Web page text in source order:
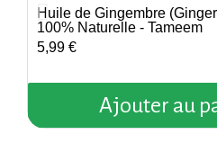
Aperçu rapide
Huile de Gingembre
100% Naturelle - Tameem
5,99 €
Ajouter au